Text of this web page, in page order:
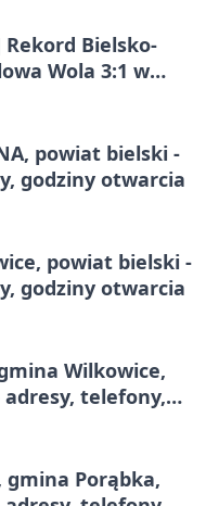
Rekord Bielsko-
Wola 3:1 w
powiat bielski -
godziny otwarcia
powiat bielski -
godziny otwarcia
Wilkowice,
telefony,
gmina Porąbka,